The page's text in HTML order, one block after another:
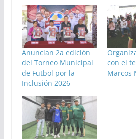
Anuncian 2a edición
del Torneo Municipal
de Futbol por la
Inclusión 2026
con el
Marcos